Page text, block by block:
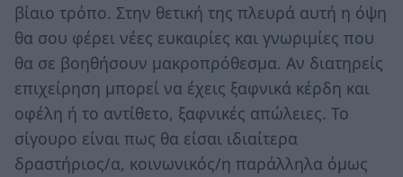
βίαιο τρόπο. Στην θετική της πλευρά αυτή η όψη
θα σου φέρει νέες ευκαιρίες και γνωριμίες που
θα σε βοηθήσουν μακροπρόθεσμα. Αν διατηρείς
επιχείρηση μπορεί να έχεις ξαφνικά κέρδη και
οφέλη ή το αντίθετο, ξαφνικές απώλειες. Το
σίγουρο είναι πως θα είσαι ιδιαίτερα
δραστήριος/α, κοινωνικός/η παράλληλα όμως